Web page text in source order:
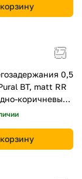
0,5
BT, matt RR
коричневый